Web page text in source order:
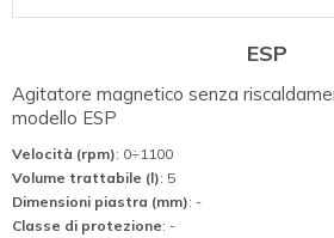
ESP
Agitatore magnetico senza
modello ESP
Velocità (rpm): 0÷1100
Volume trattabile (l): 5
Dimensioni piastra (mm): -
Classe di protezione: -